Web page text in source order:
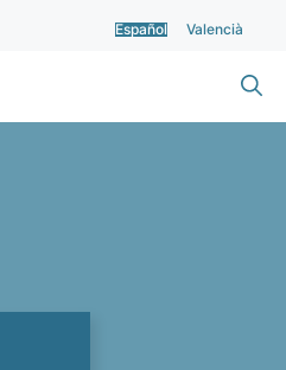
Español Valencià